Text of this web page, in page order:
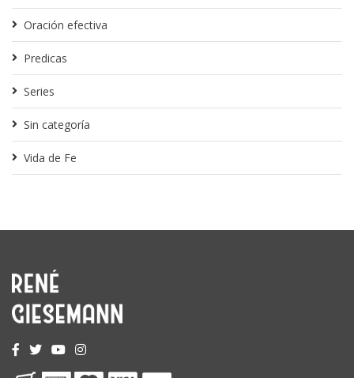
Oración efectiva
Predicas
Series
Sin categoría
Vida de Fe